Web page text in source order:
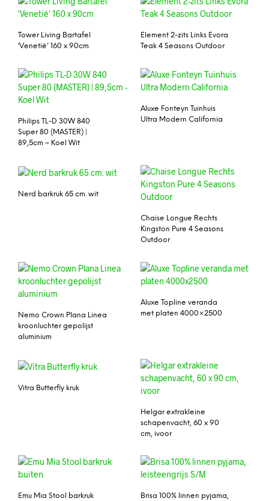
Tower Living Bartafel
‘Venetië’ 160 x 90cm
Element 2-zits Links Evora
Teak 4 Seasons Outdoor
Philips TL-D 30W 840
Super 80 (MASTER) |
89,5cm – Koel Wit
Aluxe Fonteyn Tuinhuis
Ultra Modern California
Nerd barkruk 65 cm. wit
Chaise Longue Rechts
Kingston Pure 4 Seasons
Outdoor
Nemo Crown Plana Linea
kroonluchter gepolijst
aluminium
Aluxe Topline veranda
met platen 4000×2500
Vitra Butterfly kruk
Helgar extrakleine
schapenvacht, 60 x 90
cm, ivoor
Emu Mia Stool barkruk
Brisa 100% linnen pyjama,